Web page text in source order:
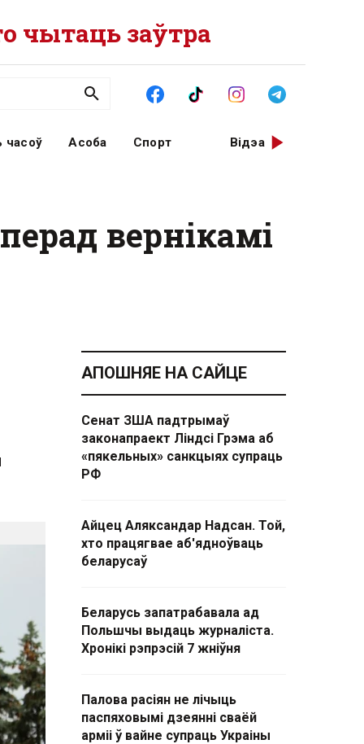
чытаць заўтра
часоў Асоба Спорт Відэа
вернікамі
АПОШНЯЕ НА САЙЦЕ
Сенат ЗША падтрымаў
законапраект Ліндсі Грэма аб
«пякельных» санкцыях супраць
РФ
Айцец Аляксандар Надсан. Той,
хто працягвае аб'ядноўваць
беларусаў
Беларусь запатрабавала ад
Польшчы выдаць журналіста.
Хронікі рэпрэсій 7 жніўня
Палова расіян не лічыць
паспяховымі дзеянні сваёй
арміі ў вайне супраць Украіны